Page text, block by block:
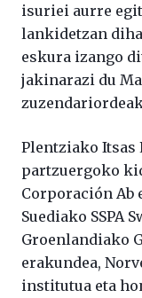
isuriei aurre
lankidetzan
eskura izango
jakinarazi du
Plentziako Itsas
partzuergoko
Corporación Ab
Suediako SSPA
Groenlandiako
erakundea,
institutua eta